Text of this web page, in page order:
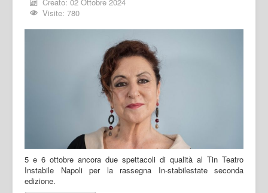
Visite: 780
5 e 6 ottobre ancora due spettacoli di qualità al Tin Teatro
Instabile Napoli per la rassegna In-stabilestate seconda
edizione.